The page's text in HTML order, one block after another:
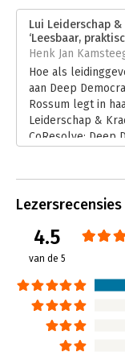
Verschijningsdatum:
Hoofdrubriek:
Lui Leiderschap
‘Leesbaar,
Henk Jan
Hoe als
aan Deep
Rossum legt in
Leiderschap &
CoResolve: Deep
Lees verder
Lezersrecensies
4.5
van de 5